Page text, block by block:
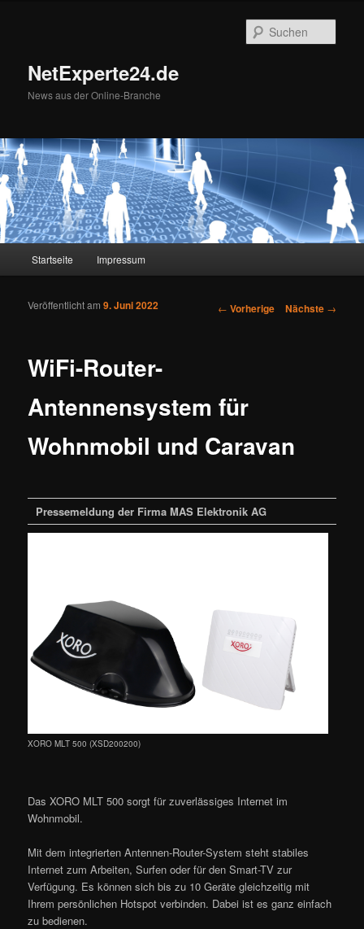
NetExperte24.de
News aus der Online-Branche
Zum Inhalt wechseln
Zum sekundären Inhalt wechseln
Startseite Impressum
Artikelnavigation
← Vorherige Nächste →
WiFi-Router-
Antennensystem für
Wohnmobil und Caravan
Veröffentlicht am9. Juni 2022
Pressemeldung der Firma MAS Elektronik AG
XORO MLT 500 (XSD200200)
Das XORO MLT 500 sorgt für zuverlässiges Internet im
Wohnmobil.
Mit dem integrierten Antennen-Router-System steht stabiles
Internet zum Arbeiten, Surfen oder für den Smart-TV zur
Verfügung. Es können sich bis zu 10 Geräte gleichzeitig mit
Ihrem persönlichen Hotspot verbinden. Dabei ist es ganz einfach
zu bedienen.